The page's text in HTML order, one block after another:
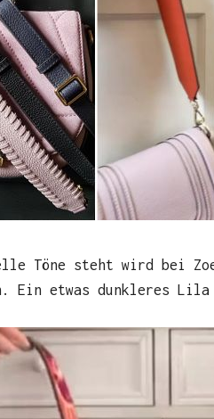
Töne steht wird bei
Ein etwas dunkleres